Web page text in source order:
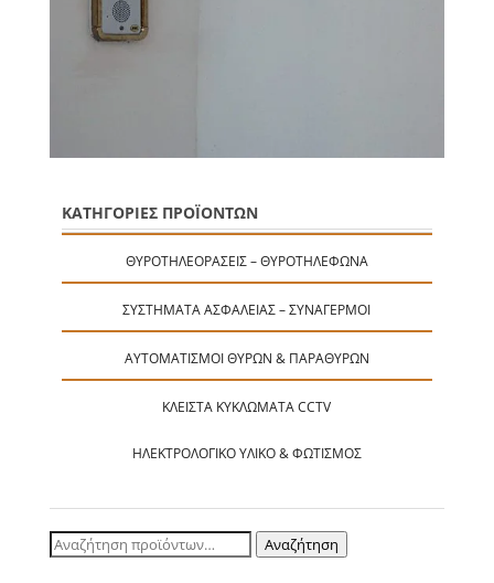
ΚΑΤΗΓΟΡΙΕΣ ΠΡΟΪΟΝΤΩΝ
ΘΥΡΟΤΗΛΕΟΡΆΣΕΙΣ – ΘΥΡΟΤΗΛΈΦΩΝΑ
ΣΥΣΤΉΜΑΤΑ ΑΣΦΑΛΕΊΑΣ – ΣΥΝΑΓΕΡΜΟΊ
ΑΥΤΟΜΑΤΙΣΜΟΊ ΘΥΡΏΝ & ΠΑΡΑΘΎΡΩΝ
ΚΛΕΙΣΤΆ ΚΥΚΛΏΜΑΤΑ CCTV
ΗΛΕΚΤΡΟΛΟΓΙΚΌ ΥΛΙΚΌ & ΦΩΤΙΣΜΌΣ
Αναζήτηση
Αναζήτηση